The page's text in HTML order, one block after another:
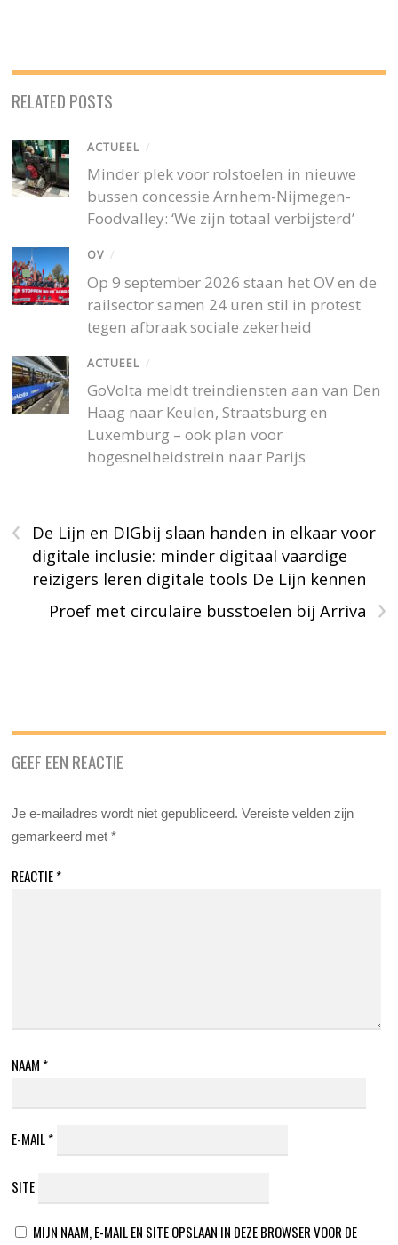
RELATED POSTS
ACTUEEL /
Minder plek voor rolstoelen in nieuwe
bussen concessie Arnhem-Nijmegen-
Foodvalley: ‘We zijn totaal verbijsterd’
OV /
Op 9 september 2026 staan het OV en de
railsector samen 24 uren stil in protest
tegen afbraak sociale zekerheid
ACTUEEL /
GoVolta meldt treindiensten aan van Den
Haag naar Keulen, Straatsburg en
Luxemburg – ook plan voor
hogesnelheidstrein naar Parijs
‹
De Lijn en DIGbij slaan handen in elkaar voor
digitale inclusie: minder digitaal vaardige
reizigers leren digitale tools De Lijn kennen
›
Proef met circulaire busstoelen bij Arriva
GEEF EEN REACTIE
Je e-mailadres wordt niet gepubliceerd. Vereiste velden zijn
gemarkeerd met*
REACTIE*
NAAM *
E-MAIL*
SITE
MIJN NAAM, E-MAIL EN SITE OPSLAAN IN DEZE BROWSER VOOR DE